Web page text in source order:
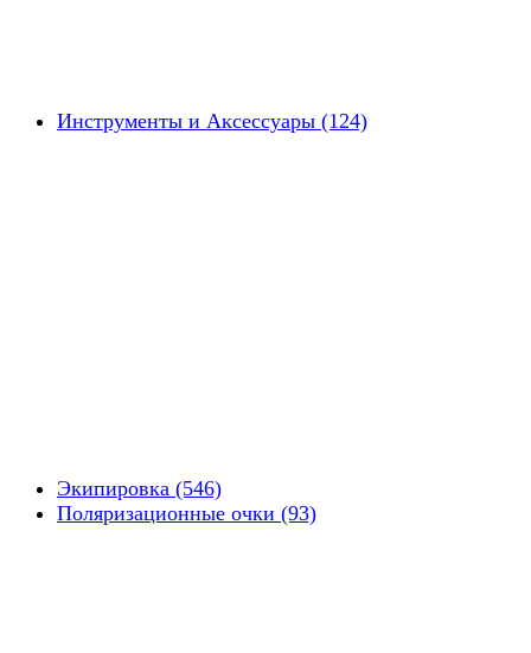
Инструменты и Аксессуары (124)
Экипировка (546)
Поляризационные очки (93)